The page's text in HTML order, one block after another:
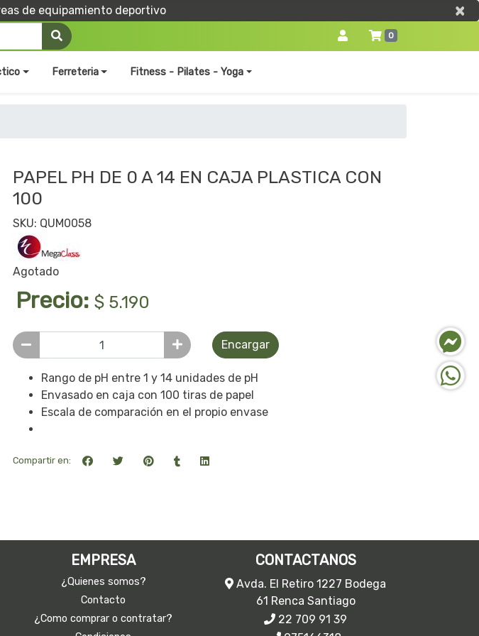
de equipamiento deportivo ×
×
0
Ferreteria Fitness - Pilates - Yoga
PAPEL PH DE 0 A 14 EN CAJA PLASTICA CON
100
SKU: QUM0058
Agotado
Precio: $ 5.190
Encargar
Rango de pH entre 1 y 14 unidades de pH
Envasado en caja con 100 tiras de papel
Escala de comparación en el propio envase
Compartir en:
EMPRESA
¿Quienes somos?
Contacto
¿Como comprar o contratar?
CONTACTANOS
Avda. El Retiro 1227 Bodega
61 Renca Santiago
22 709 91 39